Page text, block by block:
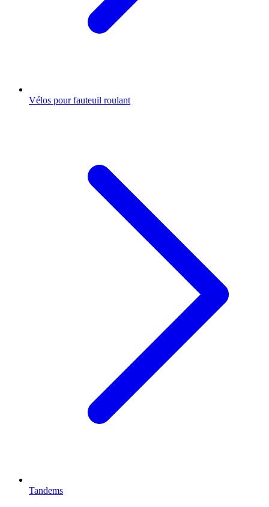
Vélos pour fauteuil roulant
Tandems